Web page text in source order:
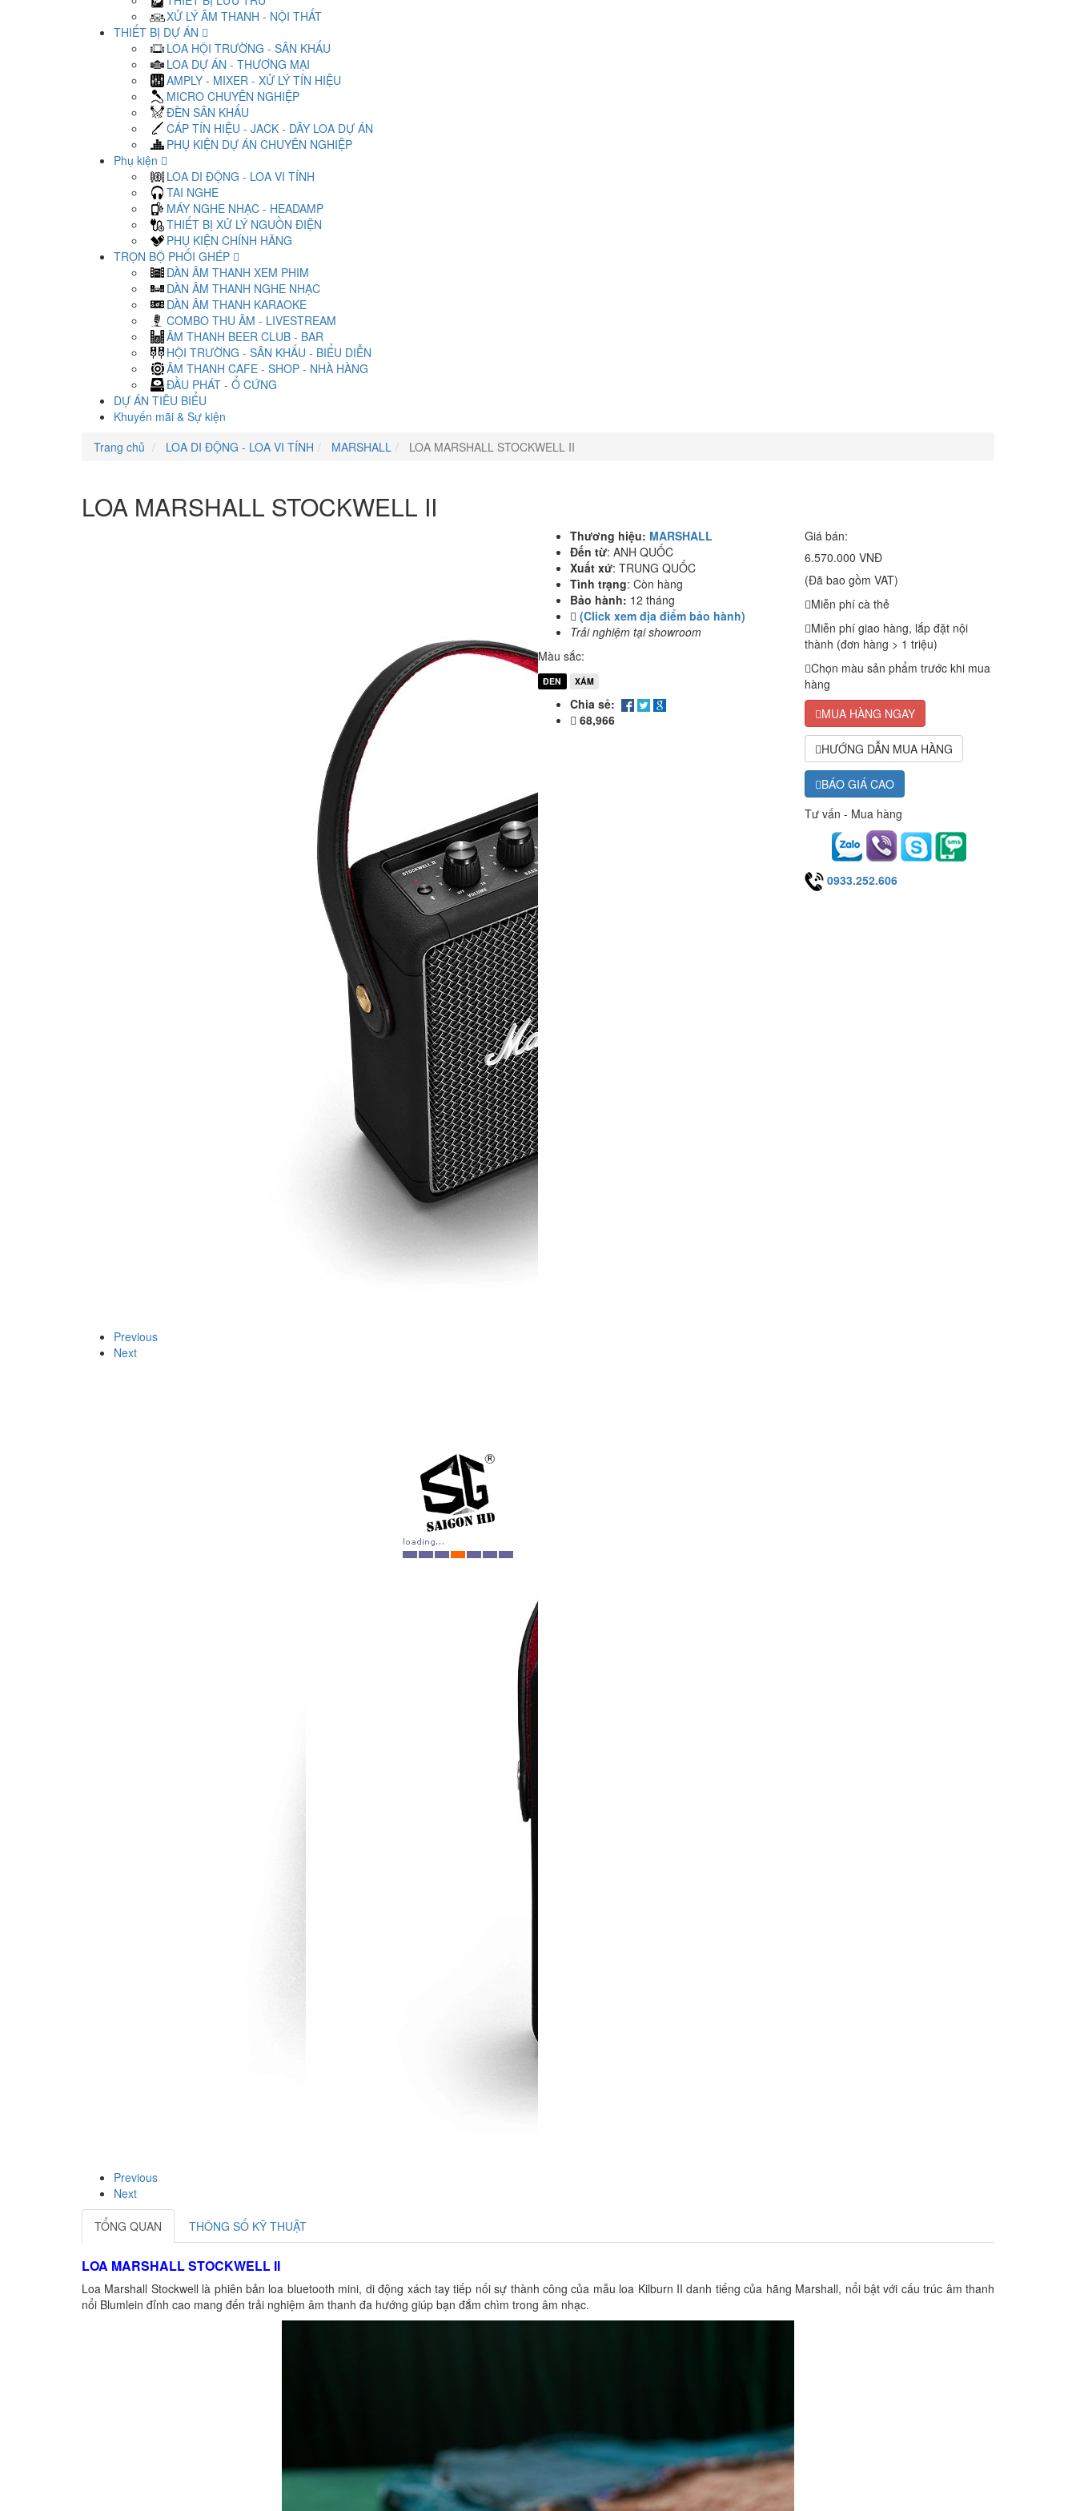
XỬ LÝ ÂM THANH - NỘI THẤT
THIẾT BỊ DỰ ÁN
LOA HỘI TRƯỜNG - SÂN KHẤU
LOA DỰ ÁN - THƯƠNG MẠI
AMPLY - MIXER - XỬ LÝ TÍN HIỆU
MICRO CHUYÊN NGHIỆP
ĐÈN SÂN KHẤU
CÁP TÍN HIỆU - JACK - DÂY LOA DỰ ÁN
PHỤ KIỆN DỰ ÁN CHUYÊN NGHIỆP
Phụ kiện
LOA DI ĐỘNG - LOA VI TÍNH
TAI NGHE
MÁY NGHE NHẠC - HEADAMP
THIẾT BỊ XỬ LÝ NGUỒN ĐIỆN
PHỤ KIỆN CHÍNH HÃNG
TRỌN BỘ PHỐI GHÉP
DÀN ÂM THANH XEM PHIM
DÀN ÂM THANH NGHE NHẠC
DÀN ÂM THANH KARAOKE
COMBO THU ÂM - LIVESTREAM
ÂM THANH BEER CLUB - BAR
HỘI TRƯỜNG - SÂN KHẤU - BIỂU DIỄN
ÂM THANH CAFE - SHOP - NHÀ HÀNG
ĐẦU PHÁT - Ổ CỨNG
DỰ ÁN TIÊU BIỂU
Khuyến mãi & Sự kiện
Trang chủ
LOA DI ĐỘNG - LOA VI TÍNH MARSHALL LOA MARSHALL STOCKWELL II
LOA MARSHALL STOCKWELL II
Previous
Next
Previous
Next
Thương hiệu: MARSHALL
Đến từ: ANH QUỐC
Xuất xứ: TRUNG QUỐC
Tình trạng: Còn hàng
Bảo hành: 12 tháng
(Click xem địa điểm bảo hành)
Trải nghiệm tại showroom
Màu sắc:
ĐEN XÁM
Chia sẻ:
68,966
Giá bán:
6.570.000 VNĐ
(Đã bao gồm VAT)
Miễn phí cà thẻ
Miễn phí giao hàng, lắp đặt nội
thành (đơn hàng > 1 triệu)
Chọn màu sản phẩm trước khi mua
hàng
MUA HÀNG NGAY
HƯỚNG DẪN MUA HÀNG
BÁO GIÁ CAO
Tư vấn - Mua hàng
0933.252.606
TỔNG QUAN THÔNG SỐ KỸ THUẬT
LOA MARSHALL STOCKWELL II
Loa Marshall Stockwell là phiên bản loa bluetooth mini, di động xách tay tiếp nối sự thành công của mẫu loa Kilburn II danh tiếng của hãng Marshall, nổi bật với cấu trúc âm thanh
nổi Blumlein đỉnh cao mang đến trải nghiệm âm thanh đa hướng giúp bạn đắm chìm trong âm nhạc.